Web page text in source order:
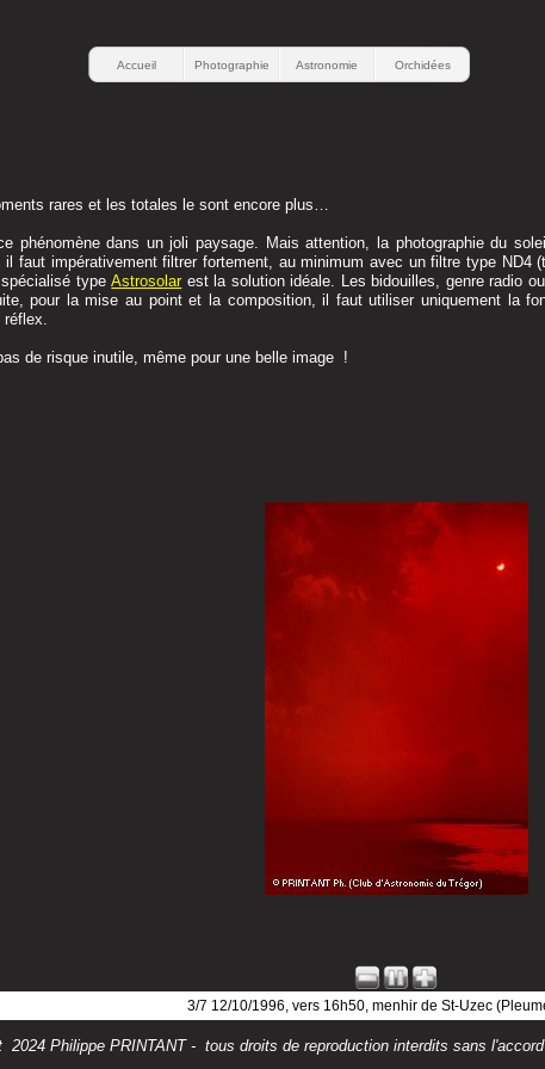
2024 Philippe PRINTANT -tous droits de reproduction interdits sans l'accord
Accueil Photographie Astronomie Orchidées
rares et les totales le sont encore plus…
phénomène dans un joli paysage. Mais attention, la photographie du
faut impérativement filtrer fortement, au minimum avec un filtre type ND4
typeAstrosolar est la solution idéale. Les bidouilles, genre radio
pour la mise au point et la composition, il faut utiliser uniquement la
réflex.
de risque inutile, même pour une belle image !
3/7 12/10/1996, vers 16h50, menhir de St-Uzec